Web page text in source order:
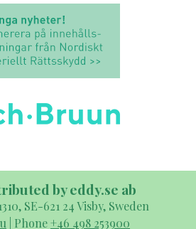
by eddy.se ab
SE-621 24 Visby, Sweden
| Phone+46 498 253900